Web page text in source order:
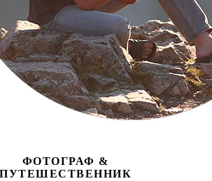
ФОТОГРАФ &
ПУТЕШЕСТВЕННИК